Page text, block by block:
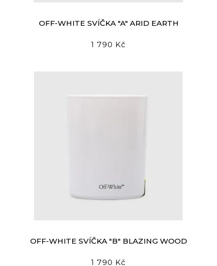
OFF-WHITE SVÍČKA "A" ARID EARTH
1 790 Kč
OFF-WHITE SVÍČKA "B" BLAZING WOOD
1 790 Kč